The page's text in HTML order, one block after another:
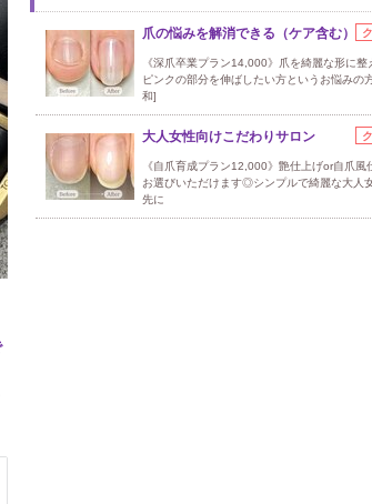
爪の悩みを解消できる（ケア含む）
《深爪卒業プラン14,000》爪を綺麗な形に整
ピンクの部分を伸ばしたい方というお悩みの
和]
大人女性向けこだわりサロン
《自爪育成プラン12,000》艶仕上げor自爪風
お選びいただけます◎シンプルで綺麗な大人
先に